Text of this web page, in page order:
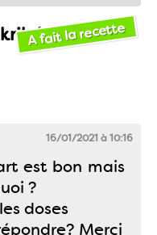
krikriA fait la recette
16/01/2021 à 10:16
est bon mais
?
doses
Merci